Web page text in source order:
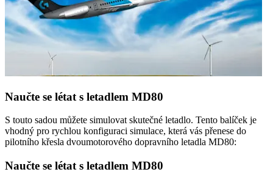
Naučte se létat s letadlem MD80
S touto sadou můžete simulovat skutečné letadlo. Tento balíček je
vhodný pro rychlou konfiguraci simulace, která vás přenese do
pilotního křesla dvoumotorového dopravního letadla MD80:
Naučte se létat s letadlem MD80